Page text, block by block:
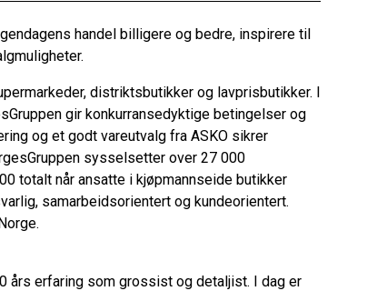
handel billigere og bedre, inspirere til
distriktsbutikker og lavprisbutikker. I
gir konkurransedyktige betingelser og
og et godt vareutvalg fra ASKO sikrer
sysselsetter over 27 000
totalt når ansatte i kjøpmannseide butikker
samarbeidsorientert og kundeorientert.
års erfaring som grossist og detaljist. I dag er